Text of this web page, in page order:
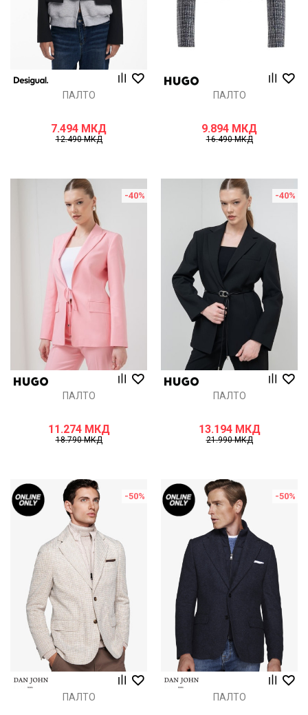
ПАЛТО
7.494 МКД
12.490МКД
ПАЛТО
9.894 МКД
16.490МКД
-40%
ПАЛТО
11.274 МКД
18.790МКД
-40%
ПАЛТО
13.194 МКД
21.990МКД
-50%
ПАЛТО
-50%
ПАЛТО